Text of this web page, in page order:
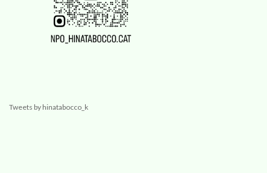
Tweets by hinatabocco_k